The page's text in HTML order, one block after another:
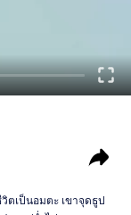
ตเป็นอมตะ เขาจุดธูป